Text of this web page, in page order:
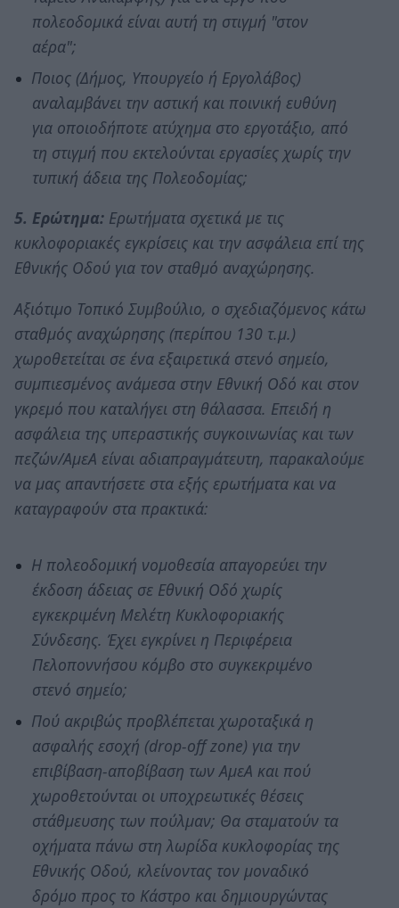
πολεοδομικά είναι αυτή τη στιγμή "στον
αέρα";
Ποιος (Δήμος, Υπουργείο ή Εργολάβος)
αναλαμβάνει την αστική και ποινική ευθύνη
για οποιοδήποτε ατύχημα στο εργοτάξιο, από
τη στιγμή που εκτελούνται εργασίες χωρίς την
τυπική άδεια της Πολεοδομίας;
5. Ερώτημα: Ερωτήματα σχετικά με τις
κυκλοφοριακές εγκρίσεις και την ασφάλεια επί της
Εθνικής Οδού για τον σταθμό αναχώρησης.
Αξιότιμο Τοπικό Συμβούλιο, ο σχεδιαζόμενος κάτω
σταθμός αναχώρησης (περίπου 130 τ.μ.)
χωροθετείται σε ένα εξαιρετικά στενό σημείο,
συμπιεσμένος ανάμεσα στην Εθνική Οδό και στον
γκρεμό που καταλήγει στη θάλασσα. Επειδή η
ασφάλεια της υπεραστικής συγκοινωνίας και των
πεζών/ΑμεΑ είναι αδιαπραγμάτευτη, παρακαλούμε
να μας απαντήσετε στα εξής ερωτήματα και να
καταγραφούν στα πρακτικά:
Η πολεοδομική νομοθεσία απαγορεύει την
έκδοση άδειας σε Εθνική Οδό χωρίς
εγκεκριμένη Μελέτη Κυκλοφοριακής
Σύνδεσης. Έχει εγκρίνει η Περιφέρεια
Πελοποννήσου κόμβο στο συγκεκριμένο
στενό σημείο;
Πού ακριβώς προβλέπεται χωροταξικά η
ασφαλής εσοχή (drop-off zone) για την
επιβίβαση-αποβίβαση των ΑμεΑ και πού
χωροθετούνται οι υποχρεωτικές θέσεις
στάθμευσης των πούλμαν; Θα σταματούν τα
οχήματα πάνω στη λωρίδα κυκλοφορίας της
Εθνικής Οδού, κλείνοντας τον μοναδικό
δρόμο προς το Κάστρο και δημιουργώντας